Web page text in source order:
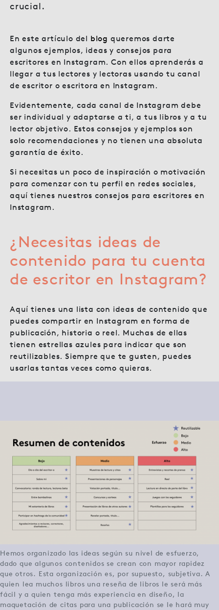
crucial.
En este artículo del blog queremos darte
algunos ejemplos, ideas y consejos para
escritores en Instagram. Con ellos aprenderás a
llegar a tus lectores y lectoras usando tu canal
de escritor o escritora en Instagram.
Evidentemente, cada canal de Instagram debe
ser individual y adaptarse a ti, a tus libros y a tu
lector objetivo. Estos consejos y ejemplos son
solo recomendaciones y no tienen una absoluta
garantía de éxito.
Si necesitas un poco de inspiración o motivación
para comenzar con tu perfil en redes sociales,
aquí tienes nuestros consejos para escritores en
Instagram.
¿Necesitas ideas de
contenido para tu cuenta
de escritor en Instagram?
Aquí tienes una lista con ideas de contenido que
puedes compartir en Instagram en forma de
publicación, historia o reel. Muchas de ellas
tienen estrellas azules para indicar que son
reutilizables. Siempre que te gusten, puedes
usarlas tantas veces como quieras.
Hemos organizado las ideas según su nivel de esfuerzo,
dado que algunos contenidos se crean con mayor rapidez
que otros. Esta organización es, por supuesto, subjetiva. A
quien lea muchos libros una reseña de libros le será más
fácil y a quien tenga más experiencia en diseño, la
maquetación de citas para una publicación se le hará muy